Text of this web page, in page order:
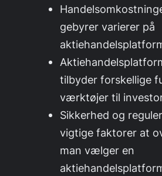
gebyrer varierer på
tilbyder forskellige
værktøjer til
Sikkerhed og
vigtige faktorer at
man vælger en